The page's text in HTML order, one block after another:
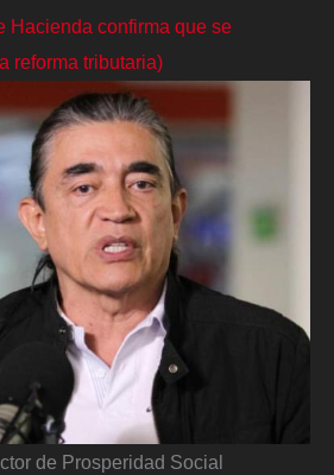
Hacienda confirma que se
reforma tributaria)
de Prosperidad Social